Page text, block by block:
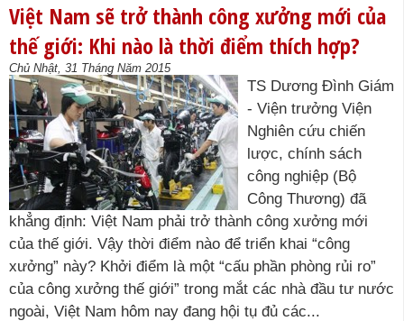
Việt Nam sẽ trở thành công xưởng mới của
thế giới: Khi nào là thời điểm thích hợp?
Chủ Nhật, 31 Tháng Năm 2015
TS Dương Đình Giám
- Viện trưởng Viện
Nghiên cứu chiến
lược, chính sách
công nghiệp (Bộ
Công Thương) đã
khẳng định: Việt Nam phải trở thành công xưởng mới
của thế giới. Vậy thời điểm nào để triển khai “công
xưởng” này? Khởi điểm là một “cấu phần phòng rủi ro”
của công xưởng thế giới” trong mắt các nhà đầu tư nước
ngoài, Việt Nam hôm nay đang hội tụ đủ các...